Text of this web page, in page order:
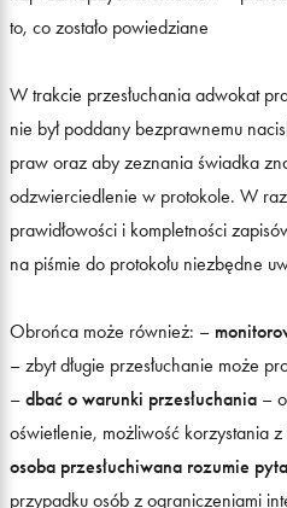
to, co zostało powiedziane
W trakcie przesłuchania adwokat
nie był poddany bezprawnemu
praw oraz aby zeznania świadka
odzwierciedlenie w protokole. W
prawidłowości i kompletności
na piśmie do protokołu niezbędne
Obrońca może również: –
– zbyt długie przesłuchanie może
– dbać o warunki przesłuchania –
oświetlenie, możliwość korzystania
osoba przesłuchiwana rozumie
przypadku osób z ograniczeniami